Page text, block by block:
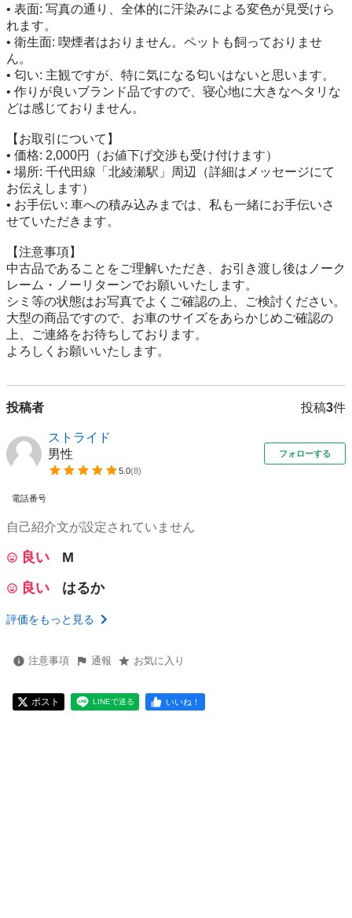
• 表面: 写真の通り、全体的に汗染みによる変色が見受けら
れます。
• 衛生面: 喫煙者はおりません。ペットも飼っておりませ
ん。
• 匂い: 主観ですが、特に気になる匂いはないと思います。
• 作りが良いブランド品ですので、寝心地に大きなヘタリな
どは感じておりません。
【お取引について】
• 価格: 2,000円（お値下げ交渉も受け付けます）
• 場所: 千代田線「北綾瀬駅」周辺（詳細はメッセージにて
お伝えします）
• お手伝い: 車への積み込みまでは、私も一緒にお手伝いさ
せていただきます。
【注意事項】
中古品であることをご理解いただき、お引き渡し後はノーク
レーム・ノーリターンでお願いいたします。
シミ等の状態はお写真でよくご確認の上、ご検討ください。
大型の商品ですので、お車のサイズをあらかじめご確認の
上、ご連絡をお待ちしております。
よろしくお願いいたします。
投稿者 投稿3件
ストライド
男性
5.0(8)
フォローする
電話番号
自己紹介文が設定されていません
良い
M
良い
はるか
評価をもっと見る
注意事項 通報 お気に入り
ポスト LINEで送る いいね！